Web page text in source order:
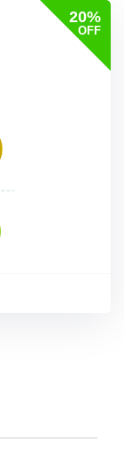
20%
OFF